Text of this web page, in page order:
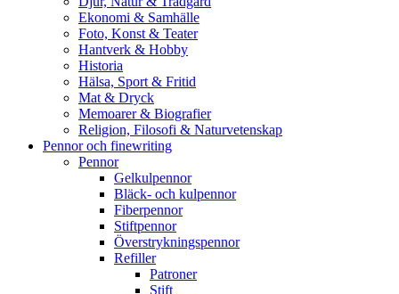
Ekonomi & Samhälle
Foto, Konst & Teater
Hantverk & Hobby
Historia
Hälsa, Sport & Fritid
Mat & Dryck
Memoarer & Biografier
Religion, Filosofi & Naturvetenskap
Pennor och finewriting
Pennor
Gelkulpennor
Bläck- och kulpennor
Fiberpennor
Stiftpennor
Överstrykningspennor
Refiller
Patroner
Stift